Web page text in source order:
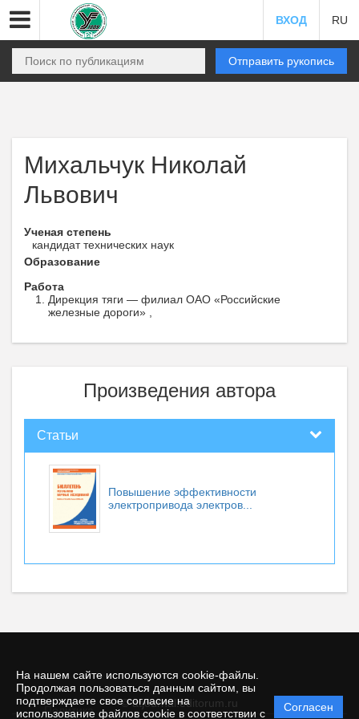
На нашем сайте используются cookie-файлы.
Продолжая пользоваться данным сайтом, вы
подтверждаете свое согласие на
использование файлов cookie в соответствии с
Согласен
ВХОД RU
Отправить рукопись
Михальчук Николай
Львович
Ученая степень
кандидат технических наук
Образование
Работа
Дирекция тяги — филиал ОАО «Российские
железные дороги» ,
Произведения автора
Статьи
Повышение эффективности
электропривода электров...
© atjournal.editorum.ru
Политика